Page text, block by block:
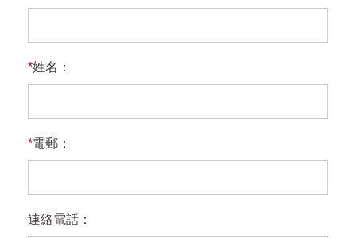
*姓名：
*電郵：
連絡電話：